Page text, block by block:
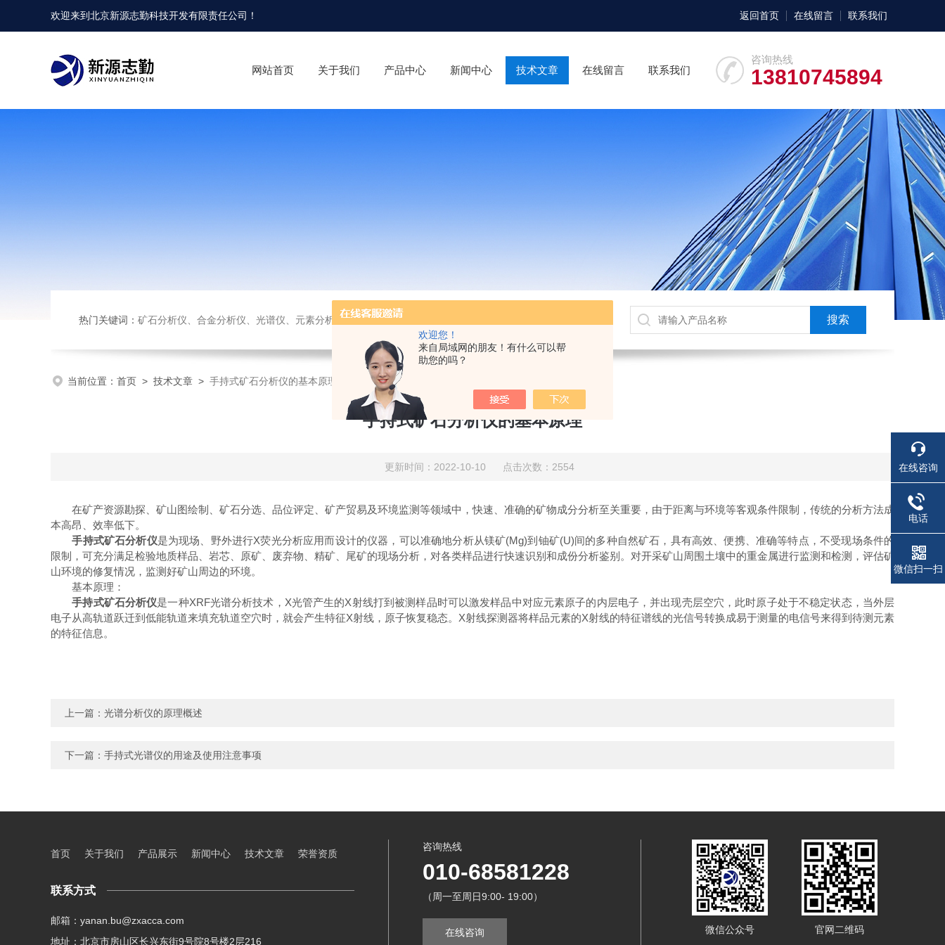
欢迎您！
来自局域网的朋友！有什么可以帮
助您的吗？
欢迎来到北京新源志勤科技开发有限责任公司 ！ 返回首页 在线留言 联系我们
咨询热线
13810745894
网站首页 关于我们 产品中心 新闻中心 技术文章 在线留言 联系我们
热门关键词： 矿石分析仪、合金分析仪、光谱仪、元素分析仪
当前位置： 首页 > 技术文章 > 手持式矿石分析仪的基本原理
手持式矿石分析仪的基本原理
更新时间：2022-10-10 点击次数：2554
在矿产资源勘探、矿山图绘制、矿石分选、品位评定、矿产贸易及环境监测等领域中，快速、准确的矿物成分分析至关重要，由于距离与环境等客观条件限制，传统的分析方法成
本高昂、效率低下。
手持式矿石分析仪是为现场、野外进行X荧光分析应用而设计的仪器，可以准确地分析从镁矿(Mg)到铀矿(U)间的多种自然矿石，具有高效、便携、准确等特点，不受现场条件的
限制，可充分满足检验地质样品、岩芯、原矿、废弃物、精矿、尾矿的现场分析，对各类样品进行快速识别和成份分析鉴别。对开采矿山周围土壤中的重金属进行监测和检测，评估矿
山环境的修复情况，监测好矿山周边的环境。
基本原理：
手持式矿石分析仪是一种XRF光谱分析技术，X光管产生的X射线打到被测样品时可以激发样品中对应元素原子的内层电子，并出现壳层空穴，此时原子处于不稳定状态，当外层
电子从高轨道跃迁到低能轨道来填充轨道空穴时，就会产生特征X射线，原子恢复稳态。X射线探测器将样品元素的X射线的特征谱线的光信号转换成易于测量的电信号来得到待测元素
的特征信息。
上一篇： 光谱分析仪的原理概述
下一篇： 手持式光谱仪的用途及使用注意事项
首页 关于我们 产品展示 新闻中心 技术文章 荣誉资质
联系方式
邮箱：yanan.bu@zxacca.com
地址：北京市房山区长兴东街9号院8号楼2层216
咨询热线
010-68581228
（周一至周日9:00- 19:00）
在线咨询 微信公众号 官网二维码
在线咨询
电话
微信扫一扫